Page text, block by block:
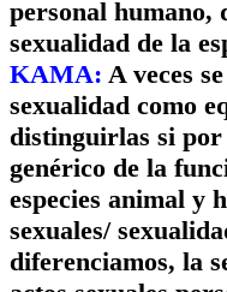
personal humano,
sexualidad de la
KAMA: A veces
sexualidad como
distinguirlas si por
genérico de la
especies animal y
sexuales/
diferenciamos, la